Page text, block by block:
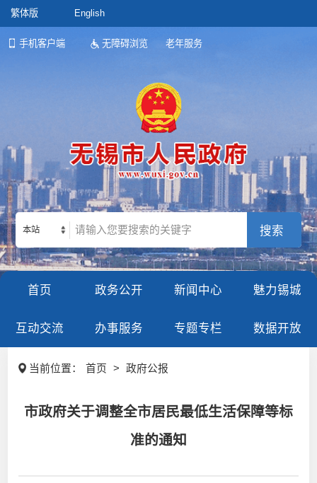
繁体版 English
手机客户端 无障碍浏览 老年服务
本站
首页 政务公开 新闻中心 魅力锡城
互动交流 办事服务 专题专栏 数据开放
当前位置： 首页 > 政府公报
市政府关于调整全市居民最低生活保障等标
准的通知